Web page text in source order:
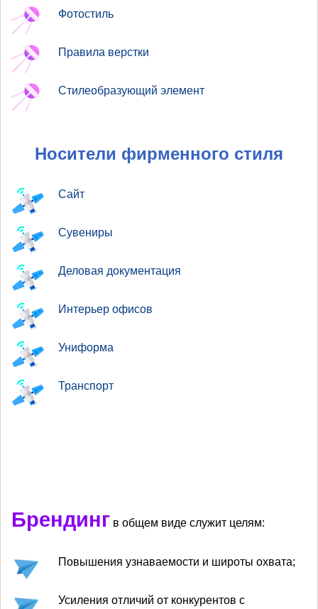
Фотостиль
Правила верстки
Стилеобразующий элемент
Носители фирменного стиля
Сайт
Сувениры
Деловая документация
Интерьер офисов
Униформа
Транспорт
Брендинг в общем виде служит целям:
Повышения узнаваемости и широты охвата;
Усиления отличий от конкурентов с